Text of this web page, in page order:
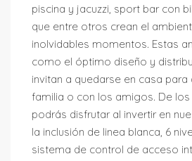
piscina y jacuzzi, sport bar con
que entre otros crean el
inolvidables momentos. Estas
como el óptimo diseño y
invitan a quedarse en casa para
familia o con los amigos. De
podrás disfrutar al invertir en
la inclusión de linea blanca, 6
sistema de control de acceso